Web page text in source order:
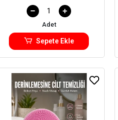
Adet
Sepete Ekle